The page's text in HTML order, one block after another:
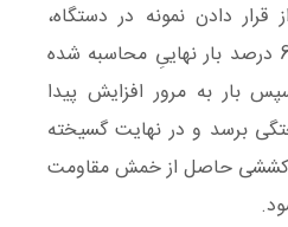
دادن نمونه در دستگاه،
معمولاً در ابتدا بین 2 تا 6 درصد بار نهاییِ محاسبه شده
بار به مرور افزایش پیدا
برسد و در نهایت گسیخته
کششی حاصل از خمش مقاومت